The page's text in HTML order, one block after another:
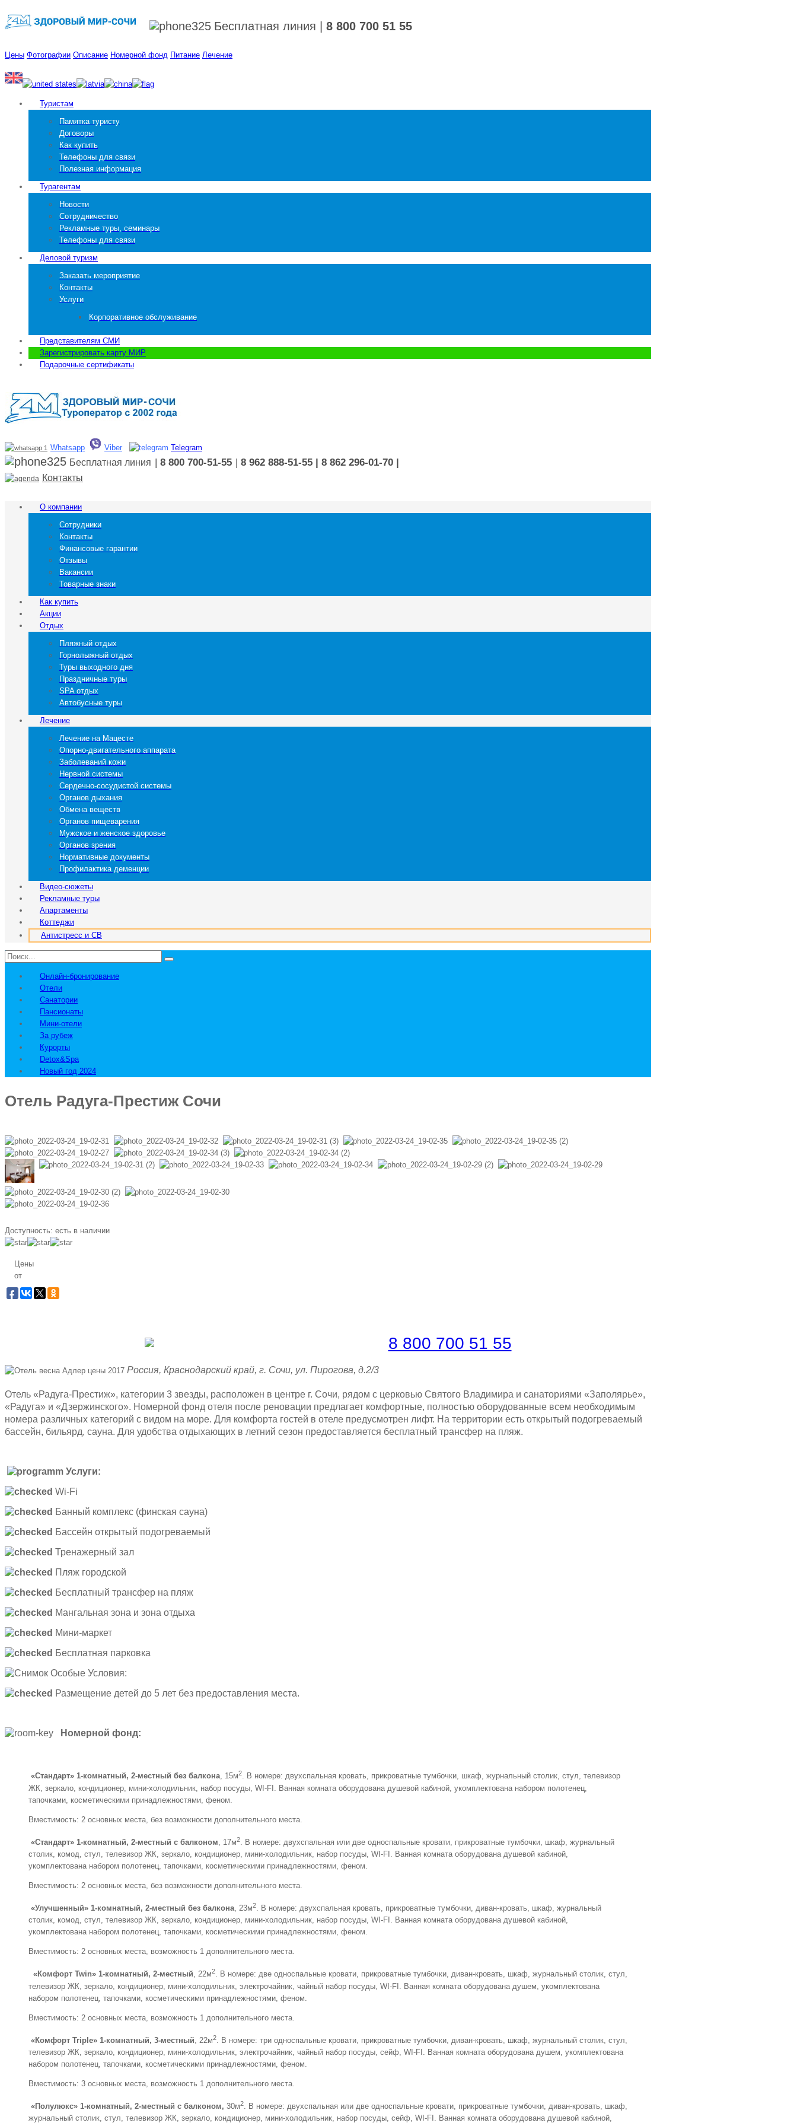
Бесплатная линия 8 800 700 51 55
Цены Фотографии Описание Номерной фонд Питание Лечение
Туристам
Памятка туристу
Договоры
Как купить
Телефоны для связи
Полезная информация
Турагентам
Новости
Сотрудничество
Рекламные туры, семинары
Телефоны для связи
Деловой туризм
Заказать мероприятие
Контакты
Услуги
Корпоративное обслуживание
Представителям СМИ
Зарегистрировать карту МИР
Подарочные сертификаты
Whatsapp Viber Telegram
Бесплатная линия | 8 800 700-51-55 | 8 962 888-51-55 | 8 862 296-01-70 |
Контакты
О компании
Сотрудники
Контакты
Финансовые гарантии
Отзывы
Вакансии
Товарные знаки
Как купить
Акции
Отдых
Пляжный отдых
Горнолыжный отдых
Туры выходного дня
Праздничные туры
SPA отдых
Автобусные туры
Лечение
Лечение на Мацесте
Опорно-двигательного аппарата
Заболеваний кожи
Нервной системы
Сердечно-сосудистой системы
Органов дыхания
Обмена веществ
Органов пищеварения
Мужское и женское здоровье
Органов зрения
Нормативные документы
Профилактика деменции
Видео-сюжеты
Рекламные туры
Апартаменты
Коттеджи
Антистресс и СВ
Онлайн-бронирование
Отели
Санатории
Пансионаты
Мини-отели
За рубеж
Курорты
Detox&Spa
Новый год 2024
Отель Радуга-Престиж Сочи
Доступность: есть в наличии
Цены
от
8 800 700 51 55
Россия, Краснодарский край, г. Сочи, ул. Пирогова, д.2/3
Отель «Радуга-Престиж», категории 3 звезды, расположен в центре г. Сочи, рядом с церковью Святого Владимира и санаториями «Заполярье»,
«Радуга» и «Дзержинского». Номерной фонд отеля после реновации предлагает комфортные, полностью оборудованные всем необходимым
номера различных категорий с видом на море. Для комфорта гостей в отеле предусмотрен лифт. На территории есть открытый подогреваемый
бассейн, бильярд, сауна. Для удобства отдыхающих в летний сезон предоставляется бесплатный трансфер на пляж.
Услуги:
Wi-Fi
Банный комплекс (финская сауна)
Бассейн открытый подогреваемый
Тренажерный зал
Пляж городской
Бесплатный трансфер на пляж
Мангальная зона и зона отдыха
Мини-маркет
Бесплатная парковка
Особые Условия:
Размещение детей до 5 лет без предоставления места.
Номерной фонд:
«Стандарт» 1-комнатный, 2-местный без балкона, 15м2. В номере: двухспальная кровать, прикроватные тумбочки, шкаф, журнальный столик, стул, телевизор
ЖК, зеркало, кондиционер, мини-холодильник, набор посуды, WI-FI. Ванная комната оборудована душевой кабиной, укомплектована набором полотенец,
тапочками, косметическими принадлежностями, феном.
Вместимость: 2 основных места, без возможности дополнительного места.
«Стандарт» 1-комнатный, 2-местный с балконом, 17м2. В номере: двухспальная или две односпальные кровати, прикроватные тумбочки, шкаф, журнальный
столик, комод, стул, телевизор ЖК, зеркало, кондиционер, мини-холодильник, набор посуды, WI-FI. Ванная комната оборудована душевой кабиной,
укомплектована набором полотенец, тапочками, косметическими принадлежностями, феном.
Вместимость: 2 основных места, без возможности дополнительного места.
«Улучшенный» 1-комнатный, 2-местный без балкона, 23м2. В номере: двухспальная кровать, прикроватные тумбочки, диван-кровать, шкаф, журнальный
столик, комод, стул, телевизор ЖК, зеркало, кондиционер, мини-холодильник, набор посуды, WI-FI. Ванная комната оборудована душевой кабиной,
укомплектована набором полотенец, тапочками, косметическими принадлежностями, феном.
Вместимость: 2 основных места, возможность 1 дополнительного места.
«Комфорт Twin» 1-комнатный, 2-местный, 22м2. В номере: две односпальные кровати, прикроватные тумбочки, диван-кровать, шкаф, журнальный столик, стул,
телевизор ЖК, зеркало, кондиционер, мини-холодильник, электрочайник, чайный набор посуды, WI-FI. Ванная комната оборудована душем, укомплектована
набором полотенец, тапочками, косметическими принадлежностями, феном.
Вместимость: 2 основных места, возможность 1 дополнительного места.
«Комфорт Triple» 1-комнатный, 3-местный, 22м2. В номере: три односпальные кровати, прикроватные тумбочки, диван-кровать, шкаф, журнальный столик, стул,
телевизор ЖК, зеркало, кондиционер, мини-холодильник, электрочайник, чайный набор посуды, сейф, WI-FI. Ванная комната оборудована душем, укомплектована
набором полотенец, тапочками, косметическими принадлежностями, феном.
Вместимость: 3 основных места, возможность 1 дополнительного места.
«Полулюкс» 1-комнатный, 2-местный с балконом, 30м2. В номере: двухспальная или две односпальные кровати, прикроватные тумбочки, диван-кровать, шкаф,
журнальный столик, стул, телевизор ЖК, зеркало, кондиционер, мини-холодильник, набор посуды, сейф, WI-FI. Ванная комната оборудована душевой кабиной,